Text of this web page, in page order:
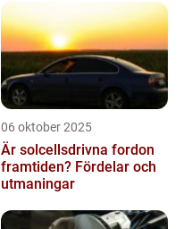
06 oktober 2025
Är solcellsdrivna fordon
framtiden? Fördelar och
utmaningar